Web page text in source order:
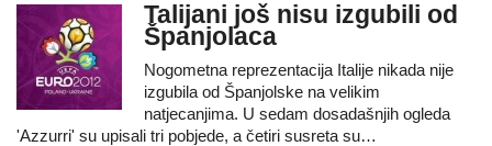
Talijani još nisu izgubili od
Španjolaca
Nogometna reprezentacija Italije nikada nije
izgubila od Španjolske na velikim
natjecanjima. U sedam dosadašnjih ogleda
'Azzurri' su upisali tri pobjede, a četiri susreta su…